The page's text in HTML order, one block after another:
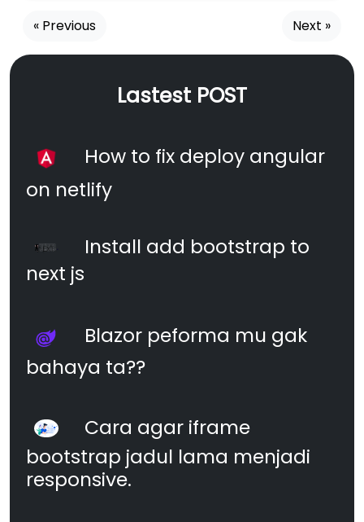
« Previous Next »
Lastest POST
How to fix deploy angular
on netlify
Install add bootstrap to
next js
Blazor peforma mu gak
bahaya ta??
Cara agar iframe
bootstrap jadul lama menjadi
responsive.